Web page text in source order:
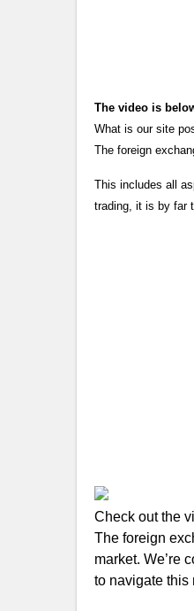
The video is
What is our site
The foreign
This includes all
trading, it is by far
Check out the
The foreign
market. We’re
to navigate this